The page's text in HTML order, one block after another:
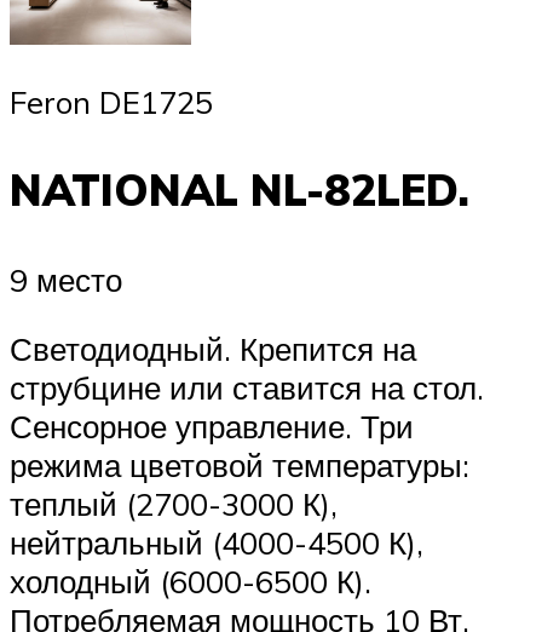
Feron DE1725
NATIONAL NL-82LED.
9 место
Светодиодный. Крепится на
струбцине или ставится на стол.
Сенсорное управление. Три
режима цветовой температуры:
теплый (2700-3000 К),
нейтральный (4000-4500 К),
холодный (6000-6500 К).
Потребляемая мощность 10 Вт.